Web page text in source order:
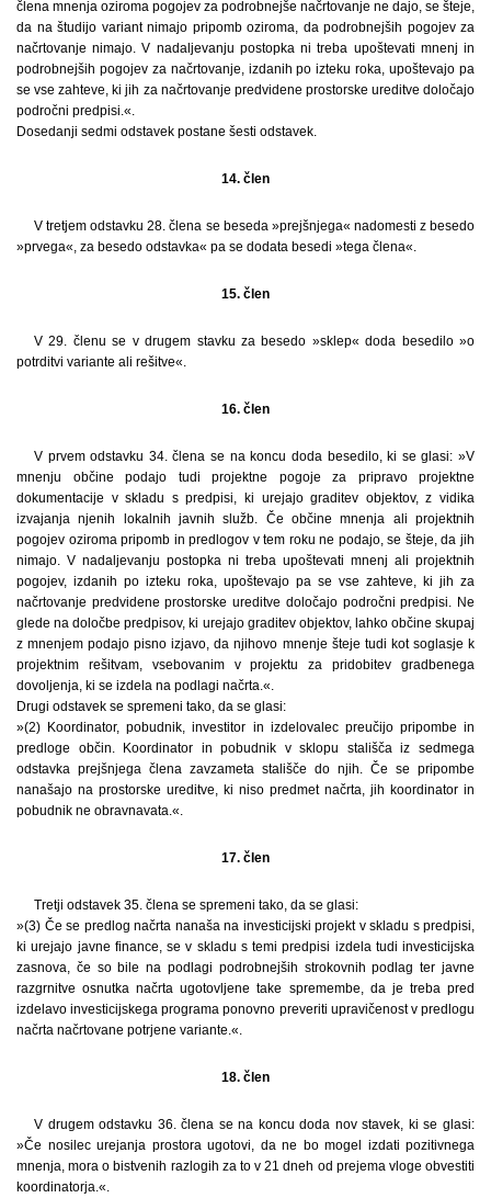
člena mnenja oziroma pogojev za podrobnejše načrtovanje ne dajo, se šteje,
da na študijo variant nimajo pripomb oziroma, da podrobnejših pogojev za
načrtovanje nimajo. V nadaljevanju postopka ni treba upoštevati mnenj in
podrobnejših pogojev za načrtovanje, izdanih po izteku roka, upoštevajo pa
se vse zahteve, ki jih za načrtovanje predvidene prostorske ureditve določajo
področni predpisi.«.
Dosedanji sedmi odstavek postane šesti odstavek.
14. člen
V tretjem odstavku 28. člena se beseda »prejšnjega« nadomesti z besedo
»prvega«, za besedo odstavka« pa se dodata besedi »tega člena«.
15. člen
V 29. členu se v drugem stavku za besedo »sklep« doda besedilo »o
potrditvi variante ali rešitve«.
16. člen
V prvem odstavku 34. člena se na koncu doda besedilo, ki se glasi: »V
mnenju občine podajo tudi projektne pogoje za pripravo projektne
dokumentacije v skladu s predpisi, ki urejajo graditev objektov, z vidika
izvajanja njenih lokalnih javnih služb. Če občine mnenja ali projektnih
pogojev oziroma pripomb in predlogov v tem roku ne podajo, se šteje, da jih
nimajo. V nadaljevanju postopka ni treba upoštevati mnenj ali projektnih
pogojev, izdanih po izteku roka, upoštevajo pa se vse zahteve, ki jih za
načrtovanje predvidene prostorske ureditve določajo področni predpisi. Ne
glede na določbe predpisov, ki urejajo graditev objektov, lahko občine skupaj
z mnenjem podajo pisno izjavo, da njihovo mnenje šteje tudi kot soglasje k
projektnim rešitvam, vsebovanim v projektu za pridobitev gradbenega
dovoljenja, ki se izdela na podlagi načrta.«.
Drugi odstavek se spremeni tako, da se glasi:
»(2) Koordinator, pobudnik, investitor in izdelovalec preučijo pripombe in
predloge občin. Koordinator in pobudnik v sklopu stališča iz sedmega
odstavka prejšnjega člena zavzameta stališče do njih. Če se pripombe
nanašajo na prostorske ureditve, ki niso predmet načrta, jih koordinator in
pobudnik ne obravnavata.«.
17. člen
Tretji odstavek 35. člena se spremeni tako, da se glasi:
»(3) Če se predlog načrta nanaša na investicijski projekt v skladu s predpisi,
ki urejajo javne finance, se v skladu s temi predpisi izdela tudi investicijska
zasnova, če so bile na podlagi podrobnejših strokovnih podlag ter javne
razgrnitve osnutka načrta ugotovljene take spremembe, da je treba pred
izdelavo investicijskega programa ponovno preveriti upravičenost v predlogu
načrta načrtovane potrjene variante.«.
18. člen
V drugem odstavku 36. člena se na koncu doda nov stavek, ki se glasi:
»Če nosilec urejanja prostora ugotovi, da ne bo mogel izdati pozitivnega
mnenja, mora o bistvenih razlogih za to v 21 dneh od prejema vloge obvestiti
koordinatorja.«.